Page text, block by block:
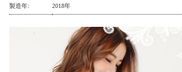
製造年: 2018年